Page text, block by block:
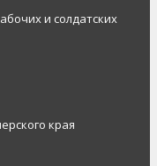
и солдатских
края